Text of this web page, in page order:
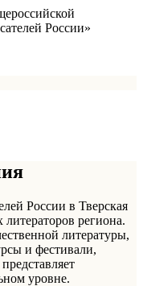
России»
России в Тверская
региона.
литературы,
и фестивали,
уровне.